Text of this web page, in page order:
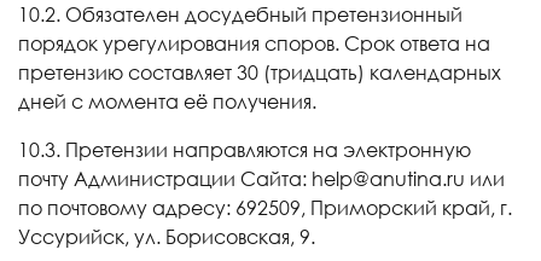
10.2. Обязателен досудебный претензионный
порядок урегулирования споров. Срок ответа на
претензию составляет 30 (тридцать) календарных
дней с момента её получения.
10.3. Претензии направляются на электронную
почту Администрации Сайта: help@anutina.ru или
по почтовому адресу: 692509, Приморский край, г.
Уссурийск, ул. Борисовская, 9.